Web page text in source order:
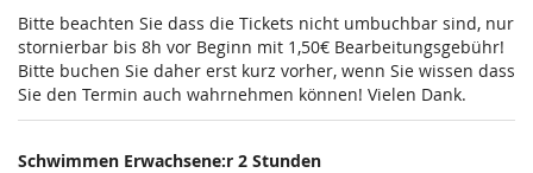
Bitte beachten Sie dass die Tickets nicht umbuchbar sind, nur
stornierbar bis 8h vor Beginn mit 1,50€ Bearbeitungsgebühr!
Bitte buchen Sie daher erst kurz vorher, wenn Sie wissen dass
Sie den Termin auch wahrnehmen können! Vielen Dank.
Schwimmen Erwachsene:r 2 Stunden